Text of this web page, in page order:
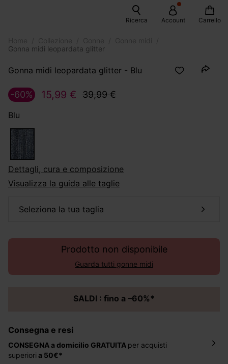
Ricerca Account Carrello
Gonna midi leopardata glitter
Gonna midi leopardata glitter - Blu
15,99 € 39,99 €
-60%
Blu
dettagli, cura e composizione
Visualizza la guida alle taglie
seleziona la tua taglia
Prodotto non disponibile
Guarda tutti gonne midi
SALDI : fino a –60%*
Consegna e resi
CONSEGNA a domicilio GRATUITA per acquisti
superiori a 50€*